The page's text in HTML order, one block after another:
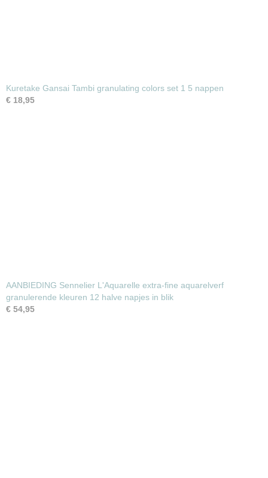
Kuretake Gansai Tambi granulating colors set 1 5 nappen
€ 18,95
AANBIEDING Sennelier L'Aquarelle extra-fine aquarelverf
granulerende kleuren 12 halve napjes in blik
€ 54,95